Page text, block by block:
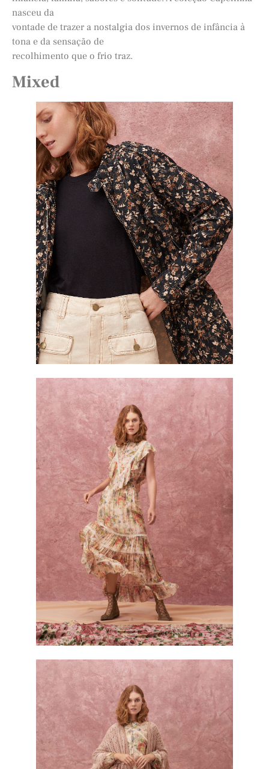
nasceu da
vontade de trazer a nostalgia dos invernos de infância à
tona e da sensação de
recolhimento que o frio traz.
Mixed